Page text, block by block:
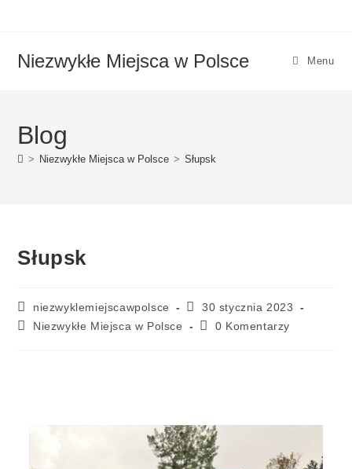
Niezwykłe Miejsca w Polsce Menu
Blog
> Niezwykłe Miejsca w Polsce > Słupsk
Słupsk
niezwyklemiejscawpolsce
30 stycznia 2023
Niezwykłe Miejsca w Polsce
0 Komentarzy